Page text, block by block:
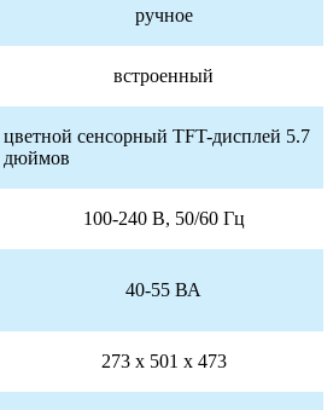
ручное
встроенный
цветной сенсорный TFT-дисплей 5.7
дюймов
100-240 В, 50/60 Гц
40-55 ВА
273 х 501 х 473